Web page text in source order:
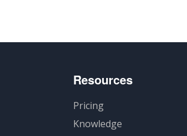
Resources
Pricing
Knowledge